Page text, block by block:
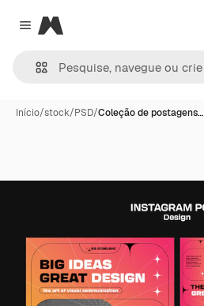
Close menu
Magnific
Início/stock/PSD/Coleção de postagens…